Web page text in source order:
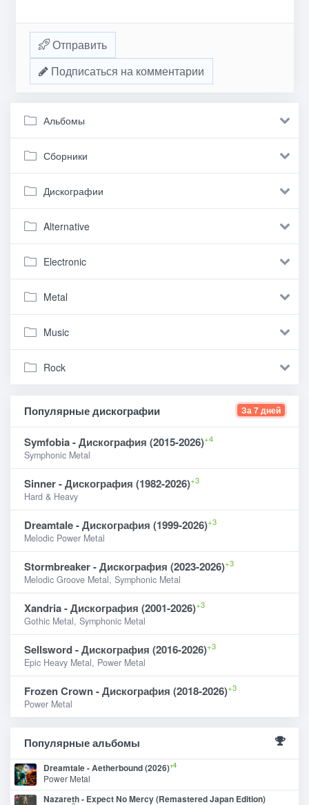
Отправить
Подписаться на комментарии
Альбомы
Сборники
Дискографии
Alternative
Electronic
Metal
Music
Rock
Популярные дискографии За 7 дней
Symfobia - Дискография (2015-2026)+4
Symphonic Metal
Sinner - Дискография (1982-2026)+3
Hard & Heavy
Dreamtale - Дискография (1999-2026)+3
Melodic Power Metal
Stormbreaker - Дискография (2023-2026)+3
Melodic Groove Metal, Symphonic Metal
Xandria - Дискография (2001-2026)+3
Gothic Metal, Symphonic Metal
Sellsword - Дискография (2016-2026)+3
Epic Heavy Metal, Power Metal
Frozen Crown - Дискография (2018-2026)+3
Power Metal
Популярные альбомы
Dreamtale - Aetherbound (2026)+4
Power Metal
Nazareth - Expect No Mercy (Remastered Japan Edition)